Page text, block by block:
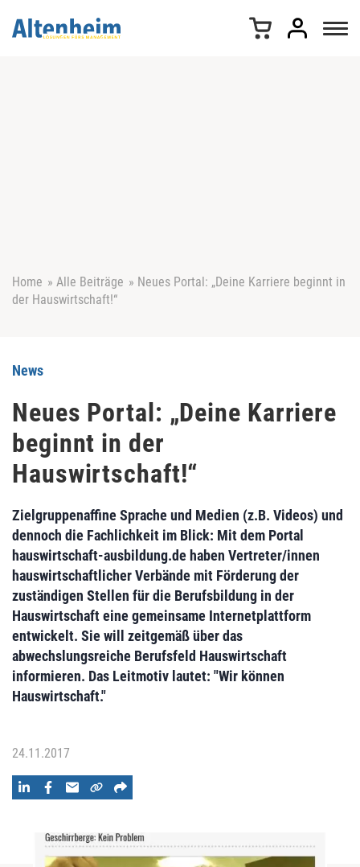
Home » Alle Beiträge » Neues Portal: „Deine Karriere beginnt in
der Hauswirtschaft!“
News
Neues Portal: „Deine Karriere
beginnt in der
Hauswirtschaft!“
Zielgruppenaffine Sprache und Medien (z.B. Videos) und
dennoch die Fachlichkeit im Blick: Mit dem Portal
hauswirtschaft-ausbildung.de haben Vertreter/innen
hauswirtschaftlicher Verbände mit Förderung der
zuständigen Stellen für die Berufsbildung in der
Hauswirtschaft eine gemeinsame Internetplattform
entwickelt. Sie will zeitgemäß über das
abwechslungsreiche Berufsfeld Hauswirtschaft
informieren. Das Leitmotiv lautet: "Wir können
Hauswirtschaft."
24.11.2017